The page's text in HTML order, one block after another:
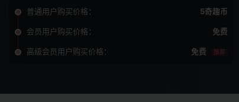
普通用户购买价格： 5奇趣币
会员用户购买价格： 免费
高级会员用户购买价格： 免费 推荐